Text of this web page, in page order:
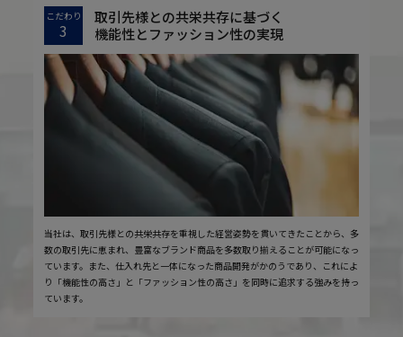
こだわり
3
取引先様との共栄共存に基づく
機能性とファッション性の実現
当社は、取引先様との共栄共存を重視した経営姿勢を貫いてきたことから、多
数の取引先に恵まれ、豊富なブランド商品を多数取り揃えることが可能になっ
ています。また、仕入れ先と一体になった商品開発がかのうであり、これによ
り「機能性の高さ」と「ファッション性の高さ」を同時に追求する強みを持っ
ています。